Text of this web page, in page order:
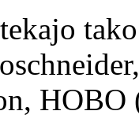
HOBO